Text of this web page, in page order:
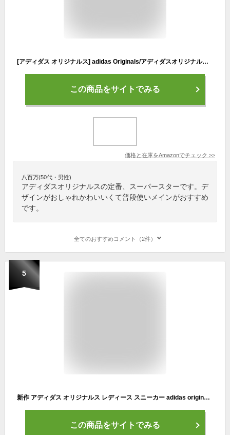
[アディダス オリジナルス] adidas Originals/アディダスオリジナルス/SUPERSTAR W/スーパースター GW0570 22.5
この商品をサイトでみる
価格と在庫をAmazonでチェック >>
八百万(50代・男性)
アディダスオリジナルスの定番、スーパースターです。デ
ザインがおしゃれかわいいくて普段使いメインがおすすめ
です。
全てのおすすめコメント（2件）
5
新作 アディダス オリジナルス レディース スニーカー adidas originals カジュアル シューズ スタンスミス STAN SMITH WHG 送料無料|かわいい 大きいサイズ 有 スポーツ おしゃれ ブランド
この商品をサイトでみる